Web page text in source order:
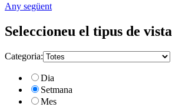
Any següent
Seleccioneu el tipus de vista
Categoria:
Dia
Setmana
Mes